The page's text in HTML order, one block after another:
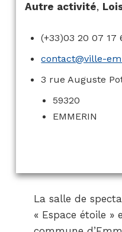
Autre activité,
(+33)03 20 07 17
contact@ville-
3 rue Auguste
59320
EMMERIN
La salle de
« Espace étoile »